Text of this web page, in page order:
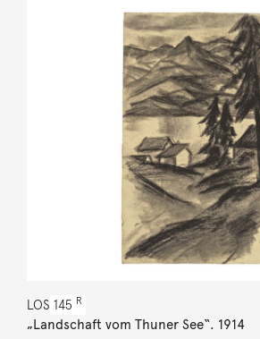
LOS 145 R
„Landschaft vom Thuner See“. 1914